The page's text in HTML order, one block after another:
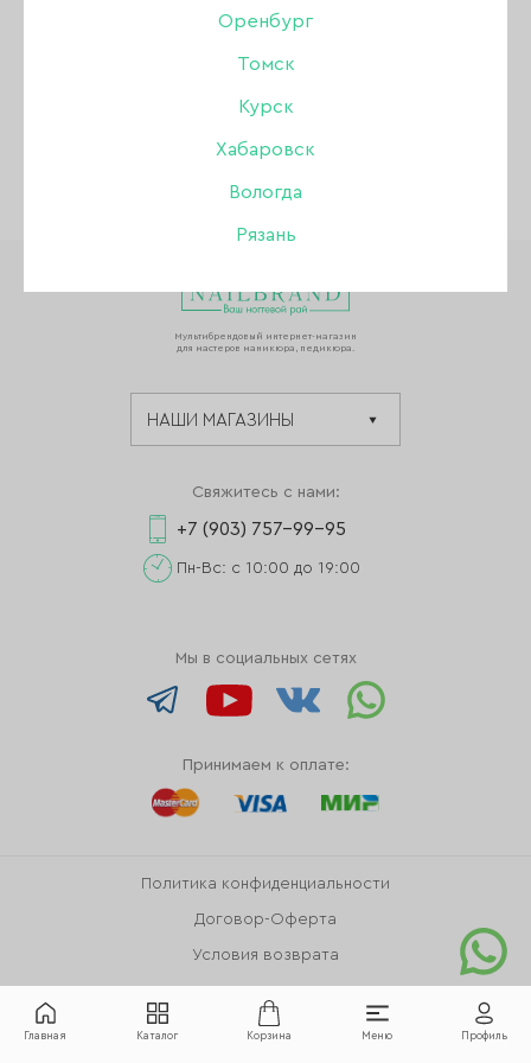
Оренбург
Томск
Курск
Хабаровск
Вологда
Рязань
Мультибрендовый интернет-магазин
для мастеров маникюра, педикюра.
Свяжитесь с нами:
+7 (903) 757-99-95
Пн-Вс: с 10:00 до 19:00
Мы в социальных сетях
Принимаем к оплате:
Политика конфиденциальности
Договор-Оферта
Условия возврата
Главная Каталог Корзина Меню Профиль